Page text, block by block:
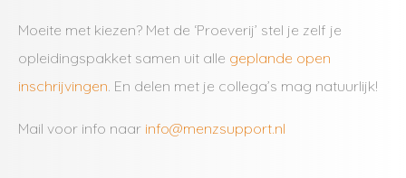
Moeite met kiezen? Met de ‘Proeverij’ stel je zelf je
opleidingspakket samen uit alle geplande open
inschrijvingen . En delen met je collega’s mag natuurlijk!
Mail voor info naar info@menzsupport.nl